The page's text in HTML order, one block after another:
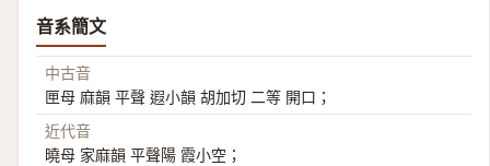
音系簡文
中古音
匣母 麻韻 平聲 遐小韻 胡加切 二等 開口；
近代音
曉母 家麻韻 平聲陽 霞小空；